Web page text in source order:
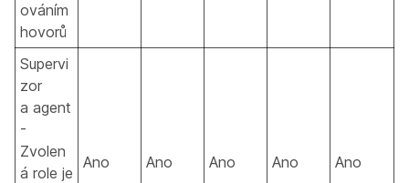
ováním
hovorů
Supervi
zor
a agent
-
Zvolen
á role je
Ano Ano Ano Ano Ano